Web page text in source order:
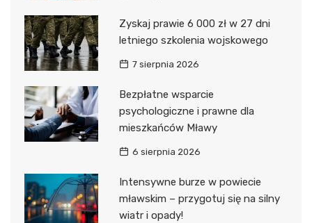
Zyskaj prawie 6 000 zł w 27 dni
letniego szkolenia wojskowego
7 sierpnia 2026
Bezpłatne wsparcie
psychologiczne i prawne dla
mieszkańców Mławy
6 sierpnia 2026
Intensywne burze w powiecie
mławskim – przygotuj się na silny
wiatr i opady!